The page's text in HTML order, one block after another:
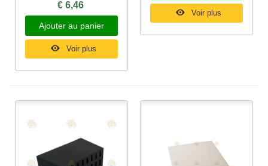
€ 6,46
Ajouter au panier
Voir plus
Voir plus